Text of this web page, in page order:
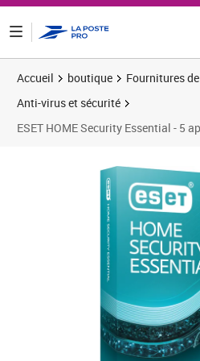
Accueil boutique Fournitures
Anti-virus et sécurité
ESET HOME Security Essential - 5